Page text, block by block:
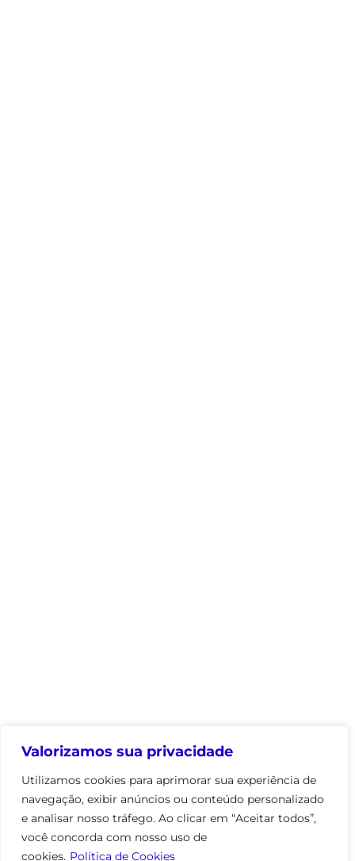
Valorizamos sua privacidade
Utilizamos cookies para aprimorar sua experiência de
navegação, exibir anúncios ou conteúdo personalizado
e analisar nosso tráfego. Ao clicar em “Aceitar todos”,
você concorda com nosso uso de
cookies. Política de Cookies